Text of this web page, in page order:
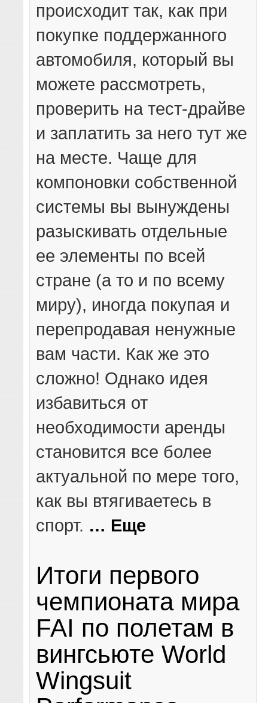
происходит так, как при
покупке поддержанного
автомобиля, который вы
можете рассмотреть,
проверить на тест-драйве
и заплатить за него тут же
на месте. Чаще для
компоновки собственной
системы вы вынуждены
разыскивать отдельные
ее элементы по всей
стране (а то и по всему
миру), иногда покупая и
перепродавая ненужные
вам части. Как же это
сложно! Однако идея
избавиться от
необходимости аренды
становится все более
актуальной по мере того,
как вы втягиваетесь в
спорт. … Еще
Итоги первого
чемпионата мира
FAI по полетам в
вингсьюте World
Wingsuit